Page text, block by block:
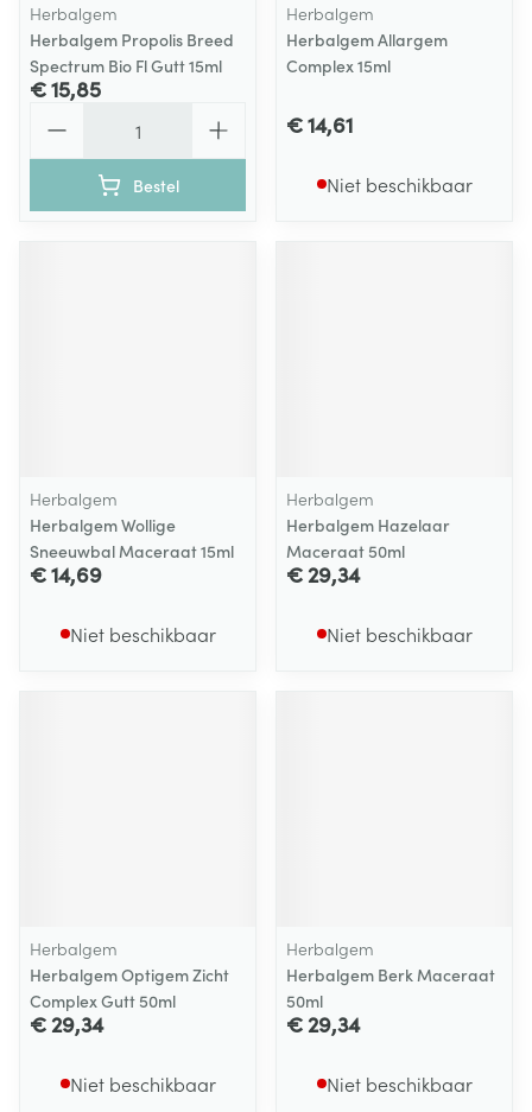
Herbalgem
Herbalgem Propolis Breed
Spectrum Bio Fl Gutt 15ml
€ 15,85
Bestel
Herbalgem
Herbalgem Allargem
Complex 15ml
€ 14,61
Niet beschikbaar
Herbalgem
Herbalgem Wollige
Sneeuwbal Maceraat 15ml
€ 14,69
Niet beschikbaar
Herbalgem
Herbalgem Hazelaar
Maceraat 50ml
€ 29,34
Niet beschikbaar
Herbalgem
Herbalgem Optigem Zicht
Complex Gutt 50ml
€ 29,34
Niet beschikbaar
Herbalgem
Herbalgem Berk Maceraat
50ml
€ 29,34
Niet beschikbaar